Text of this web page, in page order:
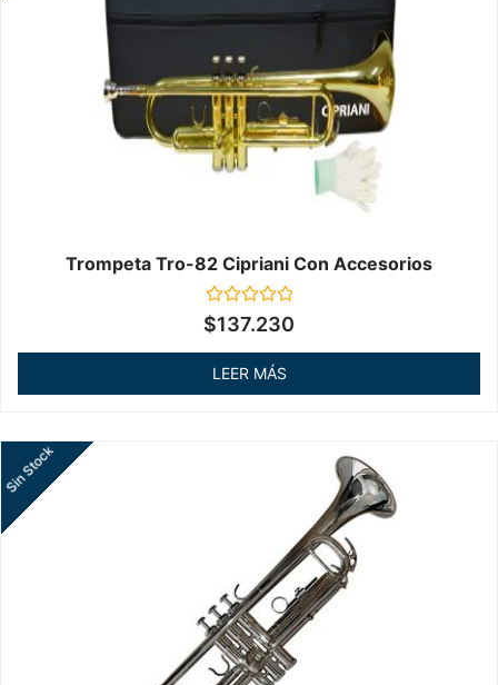
Trompeta Tro-82 Cipriani Con Accesorios
Valorado
en
$137.230
LEER MÁS
Sin Stock